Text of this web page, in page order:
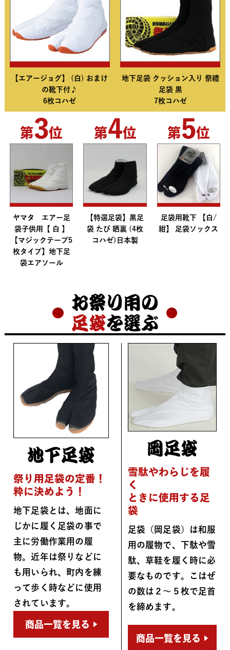
【エアージョグ】 (白) おまけ
の靴下付♪
6枚コハゼ
地下足袋 クッション入り 祭禮
足袋 黒
7枚コハゼ
第3位
ヤマタ エアー足
袋子供用【 白 】
【マジックテープ5
枚タイプ】地下足
袋エアソール
第4位
【特選足袋】黒足
袋 たび 晒裏 (4枚
コハゼ)日本製
第5位
足袋用靴下 【白/
紺】 足袋ソックス
お祭り用の
足袋を選ぶ
地下足袋
祭り用足袋の定番！
粋に決めよう！
地下足袋とは、地面に
じかに履く足袋の事で
主に労働作業用の履
物。近年は祭りなどに
も用いられ、町内を練
って歩く時などに使用
されています。
商品一覧を見る
岡足袋
雪駄やわらじを履
く
ときに使用する足
袋
足袋（岡足袋）は和服
用の履物で、下駄や雪
駄、草鞋を履く時に必
要なものです。こはぜ
の数は２～５枚で足首
を締めます。
商品一覧を見る